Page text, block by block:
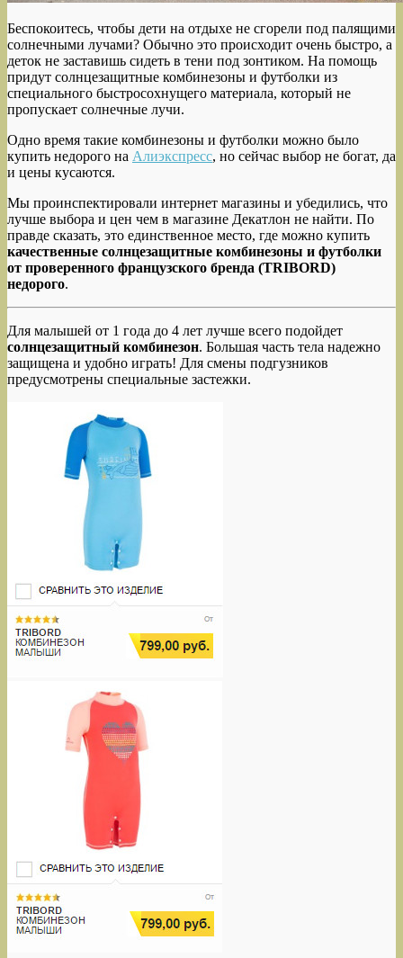
Беспокоитесь, чтобы дети на отдыхе не сгорели под палящими
солнечными лучами? Обычно это происходит очень быстро, а
деток не заставишь сидеть в тени под зонтиком. На помощь
придут солнцезащитные комбинезоны и футболки из
специального быстросохнущего материала, который не
пропускает солнечные лучи.
Одно время такие комбинезоны и футболки можно было
купить недорого на Алиэкспресс, но сейчас выбор не богат, да
и цены кусаются.
Мы проинспектировали интернет магазины и убедились, что
лучше выбора и цен чем в магазине Декатлон не найти. По
правде сказать, это единственное место, где можно купить
качественные солнцезащитные комбинезоны и футболки
от проверенного французского бренда (TRIBORD)
недорого.
Для малышей от 1 года до 4 лет лучше всего подойдет
солнцезащитный комбинезон. Большая часть тела надежно
защищена и удобно играть! Для смены подгузников
предусмотрены специальные застежки.